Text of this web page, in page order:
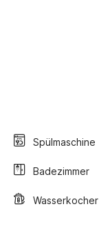
Spülmaschine
Badezimmer
Wasserkocher